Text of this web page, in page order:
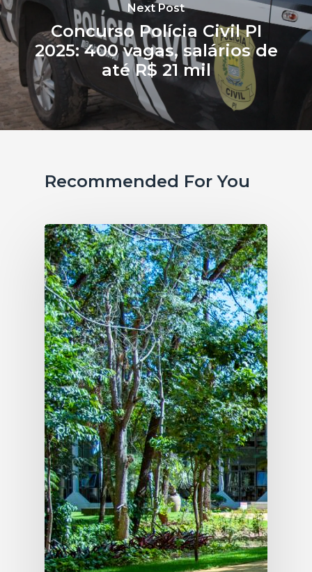
Next Post
Concurso Polícia Civil PI
2025: 400 vagas, salários de
até R$ 21 mil
Recommended For You